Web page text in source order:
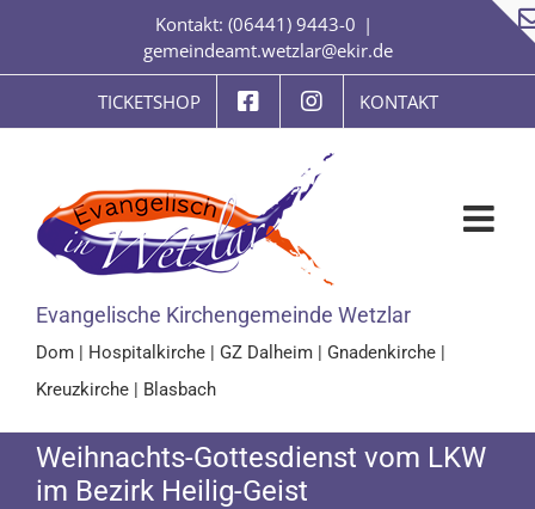
springen
Kontakt: (06441) 9443-0 |
gemeindeamt.wetzlar@ekir.de
TICKETSHOP KONTAKT
Evangelische Kirchengemeinde Wetzlar
Dom | Hospitalkirche | GZ Dalheim | Gnadenkirche |
Kreuzkirche | Blasbach
Weihnachts-Gottesdienst vom LKW
im Bezirk Heilig-Geist